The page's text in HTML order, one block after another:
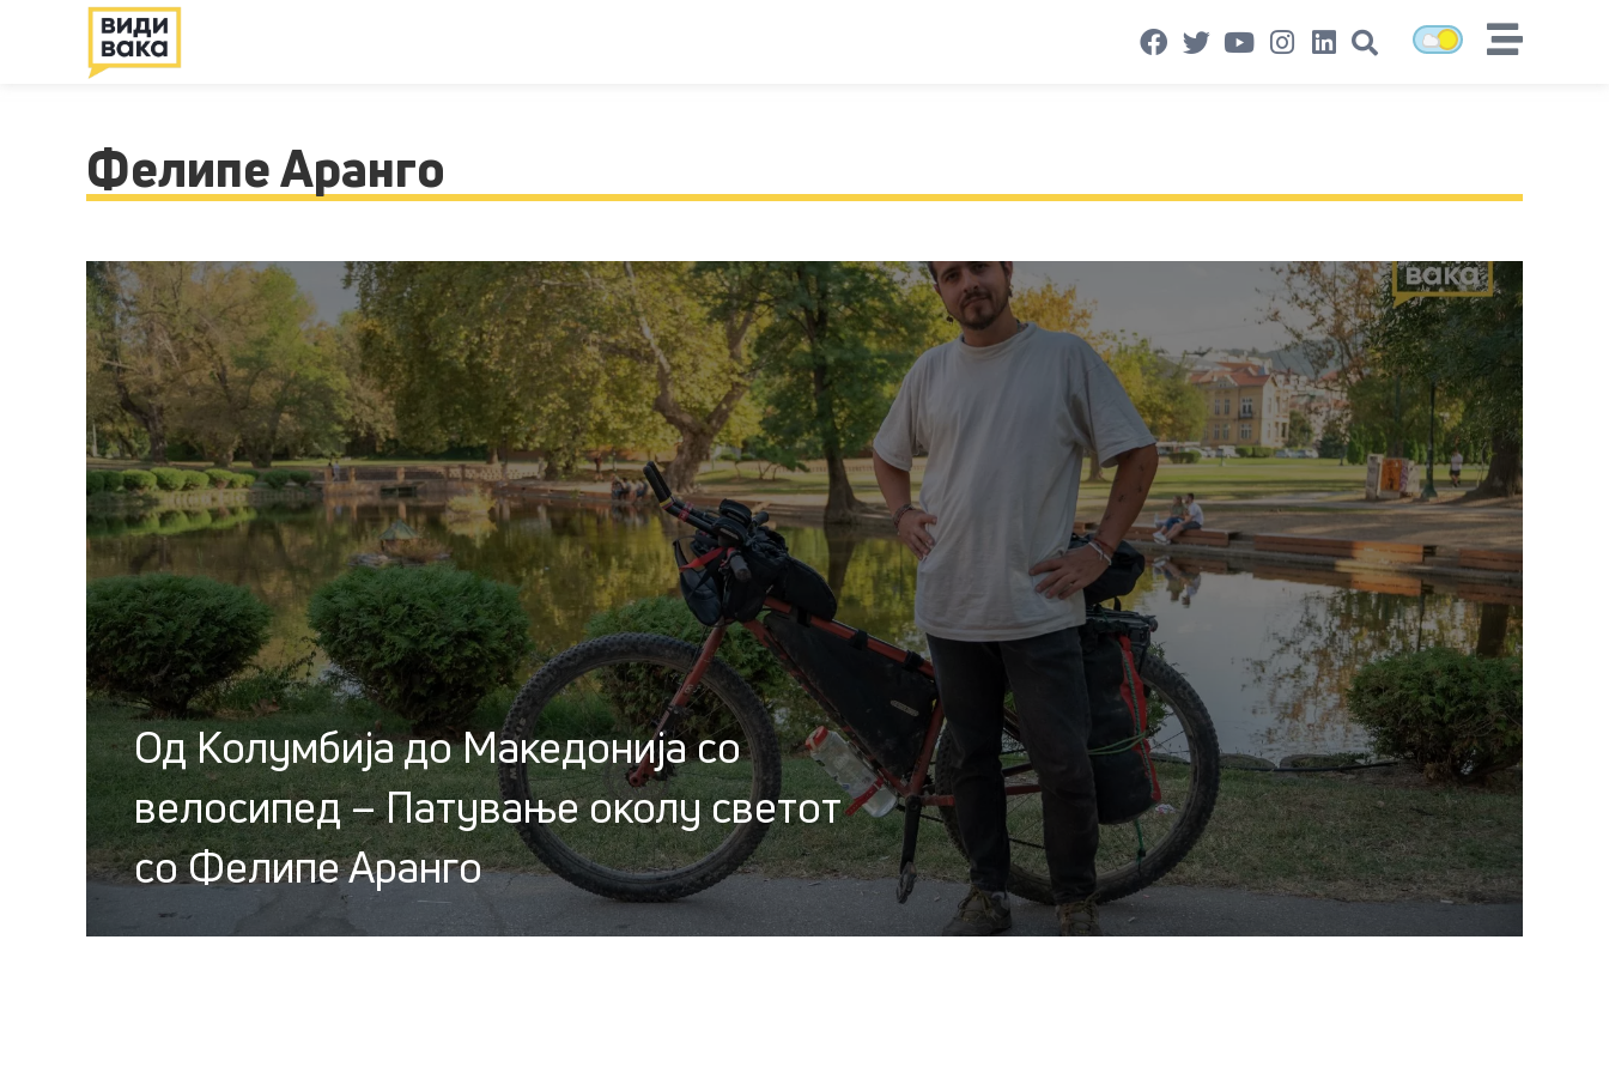
Фелипе Аранго
Од Колумбија до Македонија со
велосипед – Патување околу светот
со Фелипе Аранго